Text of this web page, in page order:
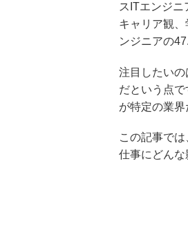
スITエンジ
キャリア観
ンジニアの
注目したい
だという点
が特定の業界
この記事で
仕事にどんな